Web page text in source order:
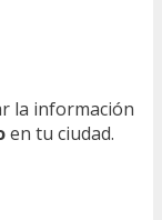
la información
en tu ciudad.